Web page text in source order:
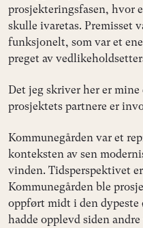
prosjekteringsfasen, hvor
skulle ivaretas. Premisset
funksjonelt, som var et
preget av
Det jeg skriver her er
prosjektets partnere er
Kommunegården var et
konteksten av sen
vinden. Tidsperspektivet
Kommunegården ble
oppført midt i den
hadde opplevd siden